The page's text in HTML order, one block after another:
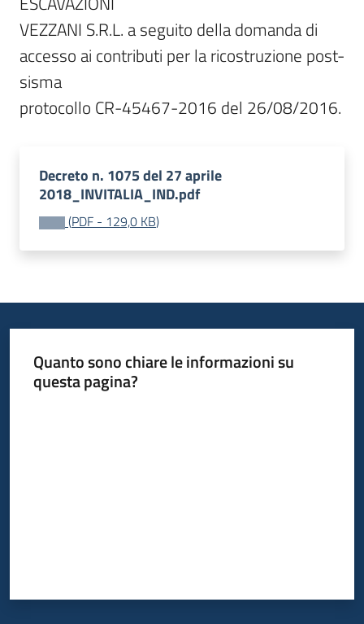
VEZZANI S.R.L. a seguito della domanda di
accesso ai contributi per la ricostruzione post-
sisma
protocollo CR-45467-2016 del 26/08/2016.
Decreto n. 1075 del 27 aprile
2018_INVITALIA_IND.pdf
(PDF - 129,0 KB)
Quanto sono chiare le informazioni su
questa pagina?